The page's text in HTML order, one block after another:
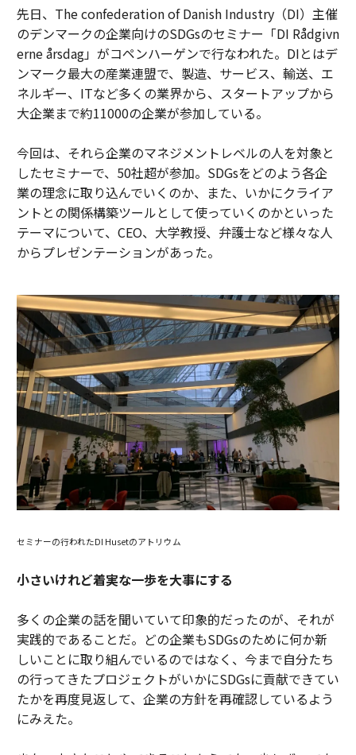
先日、The confederation of Danish Industry（DI）主催
のデンマークの企業向けのSDGsのセミナー「DI Rådgivn
erne årsdag」がコペンハーゲンで行なわれた。DIとはデ
ンマーク最大の産業連盟で、製造、サービス、輸送、エ
ネルギー、ITなど多くの業界から、スタートアップから
大企業まで約11000の企業が参加している。
今回は、それら企業のマネジメントレベルの人を対象と
したセミナーで、50社超が参加。SDGsをどのよう各企
業の理念に取り込んでいくのか、また、いかにクライア
ントとの関係構築ツールとして使っていくのかといった
テーマについて、CEO、大学教授、弁護士など様々な人
からプレゼンテーションがあった。
セミナーの行われたDI Husetのアトリウム
小さいけれど着実な一歩を大事にする
多くの企業の話を聞いていて印象的だったのが、それが
実践的であることだ。どの企業もSDGsのために何か新
しいことに取り組んでいるのではなく、今まで自分たち
の行ってきたプロジェクトがいかにSDGsに貢献できてい
たかを再度見返して、企業の方針を再確認しているよう
にみえた。